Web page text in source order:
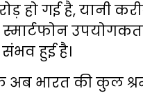
हो गई है, यानी
हुई है।
अब भारत की कुल